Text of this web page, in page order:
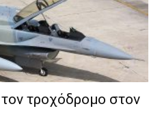
τροχόδρομο στον